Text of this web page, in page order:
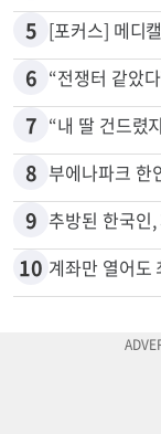
4 '14년째 도피'
5 [포커스] 메디
6 “전쟁터 같았
7
8 부에나파크 한
9 추방된 한국인
계좌만 열어